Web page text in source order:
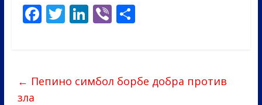
F
o
T Li
dI
Vi S
e
← Пепино симбол борбе добра против
зла